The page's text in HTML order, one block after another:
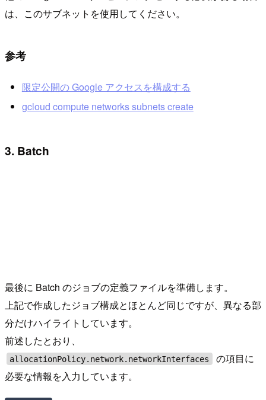
は、このサブネットを使用してください。
参考
限定公開の Google アクセスを構成する
gcloud compute networks subnets create
3. Batch
最後に Batch のジョブの定義ファイルを準備します。
上記で作成したジョブ構成とほとんど同じですが、異なる部
分だけハイライトしています。
前述したとおり、
allocationPolicy.network.networkInterfaces
の項目に
必要な情報を入力しています。